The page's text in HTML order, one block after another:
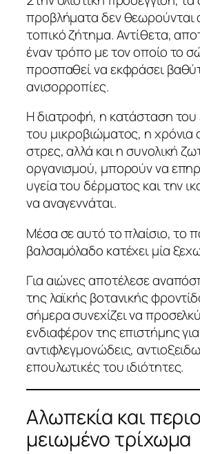
προβλήματα δεν θεωρούνται
τοπικό ζήτημα. Αντίθετα,
έναν τρόπο με τον οποίο το
προσπαθεί να εκφράσει
ανισορροπίες.
Η διατροφή, η κατάσταση του
του μικροβιώματος, η χρόνια
στρες, αλλά και η συνολική
οργανισμού, μπορούν να
υγεία του δέρματος και την
να αναγεννάται.
Μέσα σε αυτό το πλαίσιο, το
βαλσαμόλαδο κατέχει μία
Για αιώνες αποτέλεσε
της λαϊκής βοτανικής
σήμερα συνεχίζει να
ενδιαφέρον της επιστήμης για
αντιφλεγμονώδεις,
επουλωτικές του ιδιότητες.
Αλωπεκία και
μειωμένο τρίχωμα